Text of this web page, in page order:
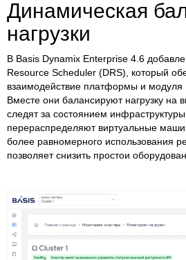
Динамическая
нагрузки
В Basis Dynamix Enterprise 4.6
Resource Scheduler (DRS), который
взаимодействие платформы и модуля
Вместе они балансируют нагрузку на
следят за состоянием
перераспределяют виртуальные
более равномерного использования
позволяет снизить простои